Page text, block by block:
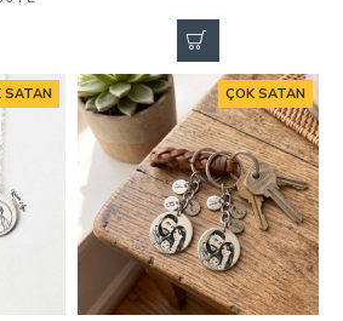
SATAN ÇOK SATAN